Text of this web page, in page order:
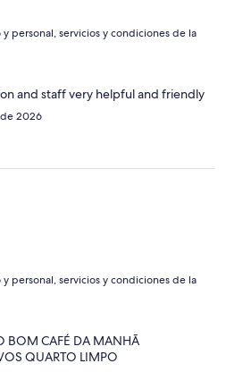
y personal, servicios y condiciones de la
and staff very helpful and friendly
2026
y personal, servicios y condiciones de la
BOM CAFÉ DA MANHÃ
QUARTO LIMPO